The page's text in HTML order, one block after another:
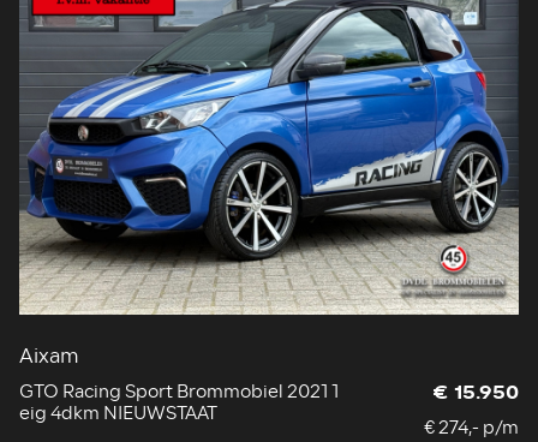
Aixam
GTO Racing Sport Brommobiel 2021 1
eig 4dkm NIEUWSTAAT
€ 15.950
€ 274,- p/m